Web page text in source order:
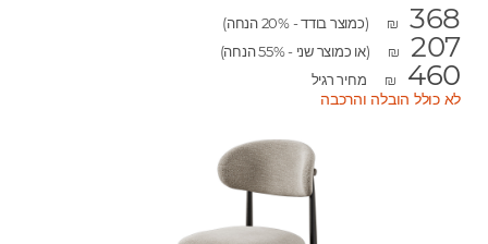
₪ 368 (כמוצר בודד - 20% הנחה)
₪ 207 (או כמוצר שני - 55% הנחה)
₪ 460 מחיר רגיל
לא כולל הובלה והרכבה